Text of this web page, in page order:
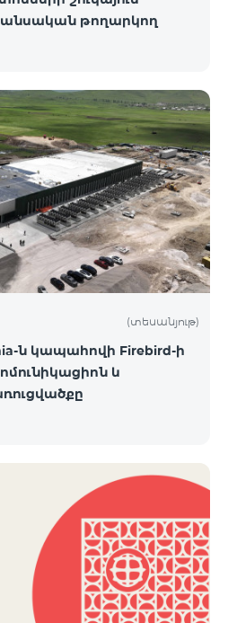
թողարկող
(տեսանյութ)
ն կապահովի Firebird-ի
և